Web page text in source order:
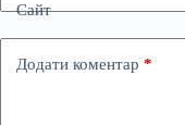
Сайт
Додати коментар *